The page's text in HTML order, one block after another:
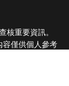
核重要資訊。
容僅供個人參考